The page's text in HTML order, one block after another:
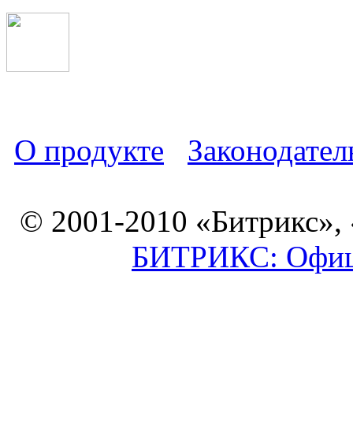
О продукте
© 2001-2010 «Битрикс»,
БИТРИКС: